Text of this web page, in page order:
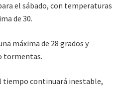
el sábado, con temperaturas
de 30.
máxima de 28 grados y
tormentas.
tiempo continuará inestable,